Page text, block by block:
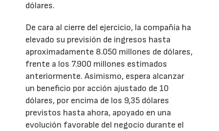
dólares.
De cara al cierre del ejercicio, la compañía ha
elevado su previsión de ingresos hasta
aproximadamente 8.050 millones de dólares,
frente a los 7.900 millones estimados
anteriormente. Asimismo, espera alcanzar
un beneficio por acción ajustado de 10
dólares, por encima de los 9,35 dólares
previstos hasta ahora, apoyado en una
evolución favorable del negocio durante el